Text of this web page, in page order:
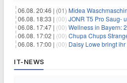
06.08. 20:46 | (01) Midea Waschmaschine 8 kg
06.08. 18:33 | (00) JONR T5 Pro Saug-
06.08. 17:47 | (00) Wellness in Bayern: 2 Übernachtungen im
06.08. 17:02 | (00) Chupa Chups Stranger
06.08. 17:00 | (00) Daisy Lowe bringt
IT-NEWS